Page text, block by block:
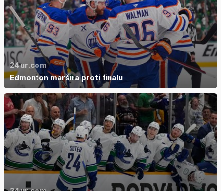
24ur.com
Edmonton maršira proti finalu